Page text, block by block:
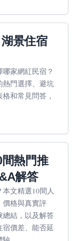
景住宿
家網紅民宿？
熱門選擇、避坑
和常見問答，
熱門推
解答
文精選10間人
價格與真實評
結，以及解答
價差、能否延